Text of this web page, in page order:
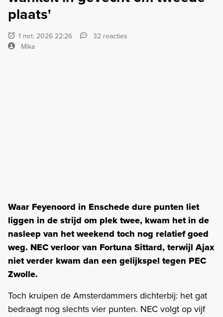
plaats'
1 mrt. 2026 22:26
32 reacties
Mika
Waar Feyenoord in Enschede dure punten liet
liggen in de strijd om plek twee, kwam het in de
nasleep van het weekend toch nog relatief goed
weg. NEC verloor van Fortuna Sittard, terwijl Ajax
niet verder kwam dan een gelijkspel tegen PEC
Zwolle.
Toch kruipen de Amsterdammers dichterbij: het gat
bedraagt nog slechts vier punten. NEC volgt op vijf